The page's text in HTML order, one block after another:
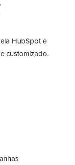
HubSpot e
customizado.